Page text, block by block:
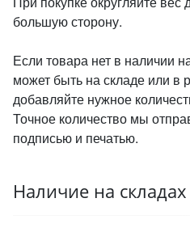
большую сторону.
Если товара нет в наличии
может быть на складе или в
добавляйте нужное
Точное количество мы
подписью и печатью.
Наличие на складах